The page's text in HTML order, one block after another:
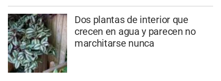
Dos plantas de interior que
crecen en agua y parecen no
marchitarse nunca